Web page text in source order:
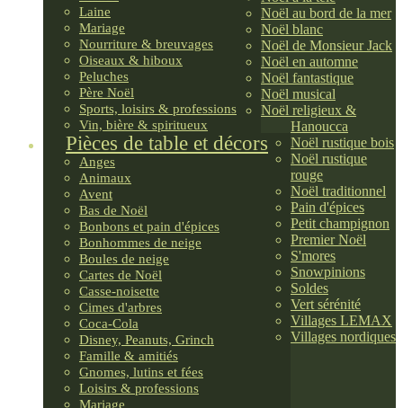
Laine
Mariage
Nourriture & breuvages
Oiseaux & hiboux
Peluches
Père Noël
Sports, loisirs & professions
Vin, bière & spiritueux
Pièces de table et décors
Anges
Animaux
Avent
Bas de Noël
Bonbons et pain d'épices
Bonhommes de neige
Boules de neige
Cartes de Noël
Casse-noisette
Cimes d'arbres
Coca-Cola
Disney, Peanuts, Grinch
Famille & amitiés
Gnomes, lutins et fées
Loisirs & professions
Mariage
Noël au bord de la mer
Noël blanc
Noël de Monsieur Jack
Noël en automne
Noël fantastique
Noël musical
Noël religieux &
Hanoucca
Noël rustique bois
Noël rustique
rouge
Noël traditionnel
Pain d'épices
Petit champignon
Premier Noël
S'mores
Snowpinions
Soldes
Vert sérénité
Villages LEMAX
Villages nordiques